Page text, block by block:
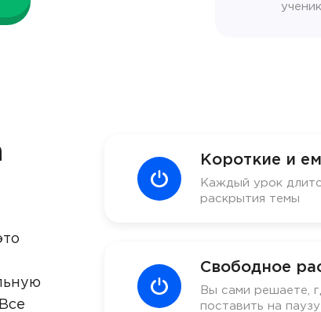
Короткие и
Каждый урок
раскрытия темы
Свободное
Вы сами решаете,
поставить на